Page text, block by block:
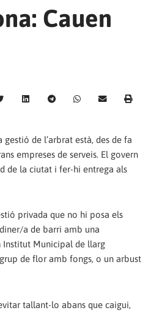
Cauen
de l’arbrat està, des de fa
empreses de serveis. El govern
de la ciutat i fer-hi entrega als
privada que no hi posa els
a de barri amb una
Institut Municipal de llarg
de flor amb fongs, o un arbust
tallant-lo abans que caigui,